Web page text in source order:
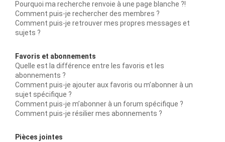
Pourquoi ma recherche renvoie à une page blanche ?!
Comment puis-je rechercher des membres ?
Comment puis-je retrouver mes propres messages et
sujets ?
Favoris et abonnements
Quelle est la différence entre les favoris et les
abonnements ?
Comment puis-je ajouter aux favoris ou m’abonner à un
sujet spécifique ?
Comment puis-je m’abonner à un forum spécifique ?
Comment puis-je résilier mes abonnements ?
Pièces jointes